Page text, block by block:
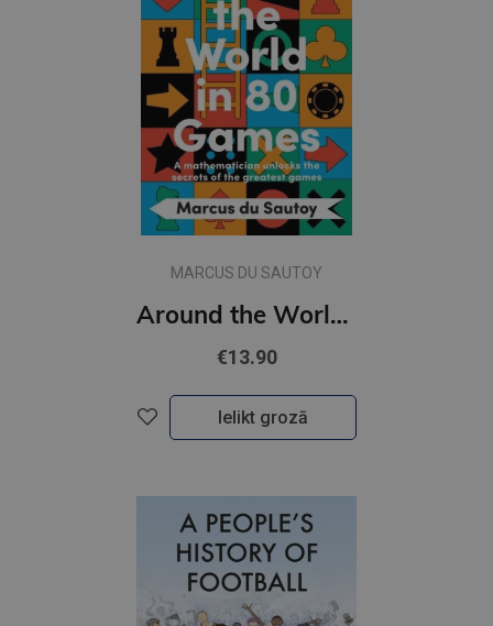
MARCUS DU SAUTOY
Around the World in 80 Games : A Mathematician Unlocks the Secrets of the Greatest Games (s)
€13.90
Ielikt grozā